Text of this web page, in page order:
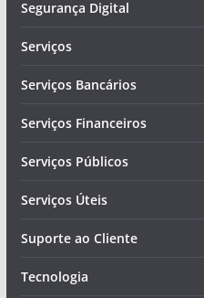
Segurança Digital
Serviços
Serviços Bancários
Serviços Financeiros
Serviços Públicos
Serviços Úteis
Suporte ao Cliente
Tecnologia